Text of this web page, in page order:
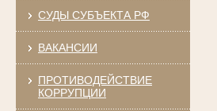
СУДЫ СУБЪЕКТА РФ
ВАКАНСИИ
ПРОТИВОДЕЙСТВИЕ
КОРРУПЦИИ